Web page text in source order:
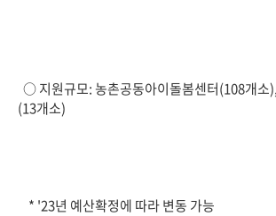
○ 지원규모: 농촌공동아이돌봄센터(108개소
(13개소)
* '23년 예산확정에 따라 변동 가능